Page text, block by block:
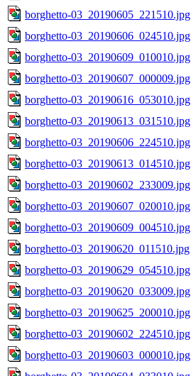
borghetto-03_20190605_221510.jpg
borghetto-03_20190606_024510.jpg
borghetto-03_20190609_010010.jpg
borghetto-03_20190607_000009.jpg
borghetto-03_20190616_053010.jpg
borghetto-03_20190613_031510.jpg
borghetto-03_20190606_224510.jpg
borghetto-03_20190613_014510.jpg
borghetto-03_20190602_233009.jpg
borghetto-03_20190607_020010.jpg
borghetto-03_20190609_004510.jpg
borghetto-03_20190620_011510.jpg
borghetto-03_20190629_054510.jpg
borghetto-03_20190620_033009.jpg
borghetto-03_20190625_200010.jpg
borghetto-03_20190602_224510.jpg
borghetto-03_20190603_000010.jpg